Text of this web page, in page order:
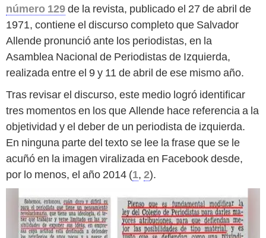
número 129de la revista, publicado el 27 de abril de
1971, contiene el discurso completo que Salvador
Allende pronunció ante los periodistas, en la
Asamblea Nacional de Periodistas de Izquierda,
realizada entre el 9 y 11 de abril de ese mismo año.
Tras revisar el discurso, este medio logró identificar
tres momentos en los que Allende hace referencia a la
objetividad y el deber de un periodista de izquierda.
En ninguna parte del texto se lee la frase que se le
acuñó en la imagen viralizada en Facebook desde,
por lo menos, el año 2014 (1, 2).